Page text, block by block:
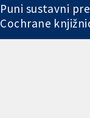
Puni sustavni
Cochrane